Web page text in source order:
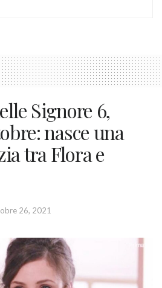
Signore 6,
nasce una
tra Flora e
26, 2021